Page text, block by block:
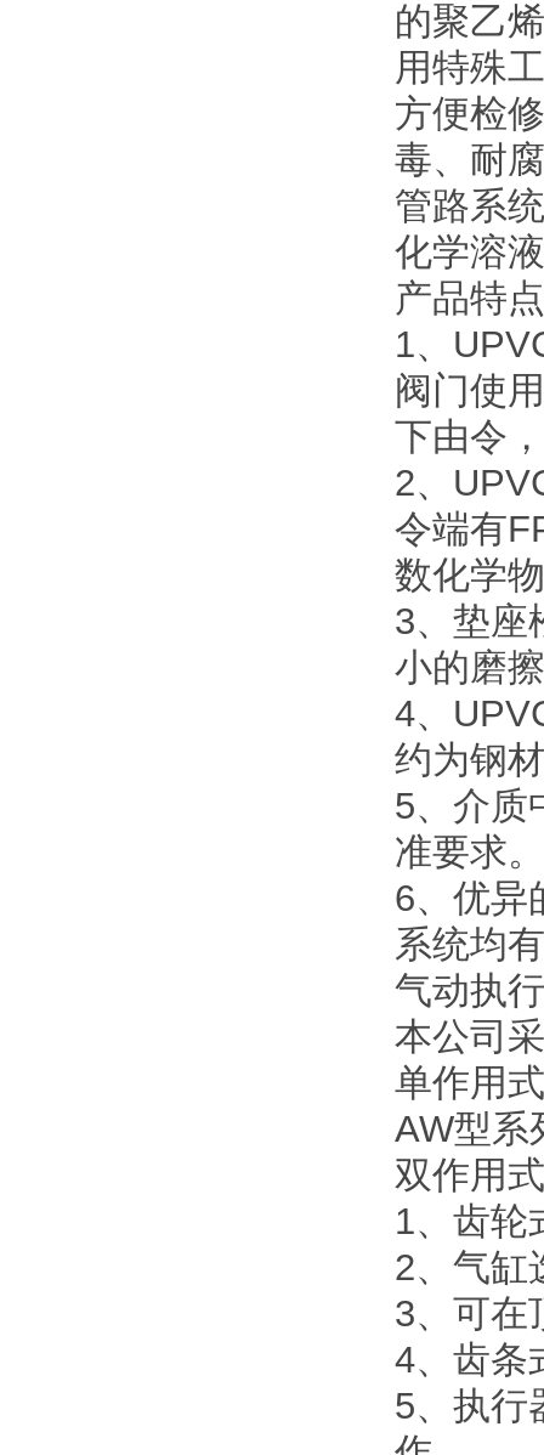
的聚乙
用特殊
方便检
毒、耐
管路系
化学溶
产品特
1、
阀门使
下由令
2、
令端有
数化学
3、垫座
小的磨
4、
约为钢
5、介质
准要求。
6、优异
系统均
气动执
本公司
单作用
AW型系
双作用
1、齿轮
2、气缸
3、可在
4、齿条
5、执行